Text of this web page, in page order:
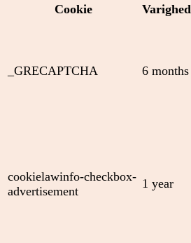
Cookie
Varighed
_GRECAPTCHA 6 months
cookielawinfo-checkbox-
advertisement
1 year